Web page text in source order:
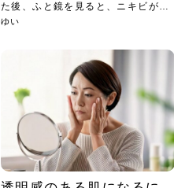
た後、ふと鏡を見ると、ニキビがで
きて...
ゆい